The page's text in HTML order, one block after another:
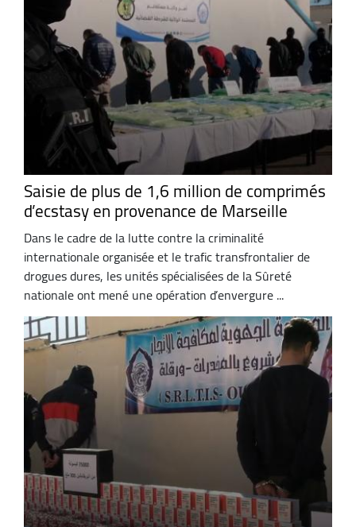
Saisie de plus de 1,6 million de comprimés
d’ecstasy en provenance de Marseille
Dans le cadre de la lutte contre la criminalité
internationale organisée et le trafic transfrontalier de
drogues dures, les unités spécialisées de la Sûreté
nationale ont mené une opération d’envergure ...